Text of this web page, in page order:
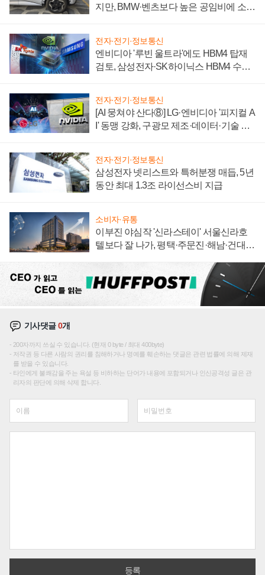
지만, BMW·벤츠보다 높은 공임비에 소비
전자·전기·정보통신
엔비디아 '루빈 울트라'에도 HBM4 탑재
검토, 삼성전자·SK하이닉스 HBM4 수율
전자·전기·정보통신
[AI 뭉쳐야 산다⑧] LG·엔비디아 '피지컬 A
I' 동맹 강화, 구광모 제조·데이터·기술 결
전자·전기·정보통신
삼성전자 넷리스트와 특허분쟁 매듭, 5년
동안 최대 1.3조 라이선스비 지급
소비자·유통
이부진 야심작 '신라스테이' 서울신라호
텔보다 잘 나가, 평택·주문진·해남·건대로
기사댓글0개
200자까지 쓰실 수 있습니다. (현재 0 byte / 최대 400byte)
저작권 등 다른 사람의 권리를 침해하거나 명예를 훼손하는 댓글은 관련 법률에 의해 제재
를 받을 수 있습니다.
타인에게 불쾌감을 주는 욕설 등 비하하는 단어가 내용에 포함되거나 인신공격성 글은 관
리자의 판단에 의해 삭제 합니다.